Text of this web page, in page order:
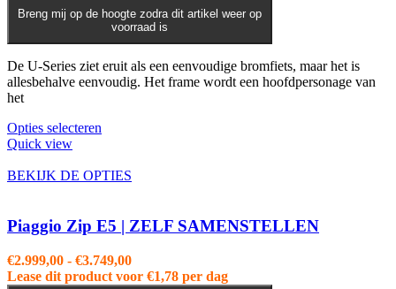
Breng mij op de hoogte zodra dit artikel weer op
voorraad is
De U-Series ziet eruit als een eenvoudige bromfiets, maar het is
allesbehalve eenvoudig. Het frame wordt een hoofdpersonage van
het
Opties selecteren
meerdere
optie
gekozen
worden
Quick view
BEKIJK DE OPTIES
Piaggio Zip E5 | ZELF SAMENSTELLEN
€2.999,00 - €3.749,00Prijsklasse:
€2.999,00
Lease dit product voor €1,78 per dag